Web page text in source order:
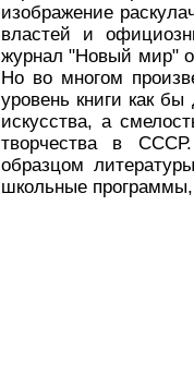
изображение
властей и
журнал "Новый мир"
Но во многом
уровень книги как
искусства, а
творчества в
образцом
школьные